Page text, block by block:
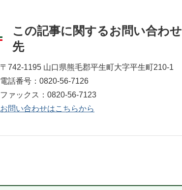
この記事に関するお問い合わせ
先
環境政策室
〒742-1195 山口県熊毛郡平生町大字平生町210-1
電話番号：0820-56-7126
ファックス：0820-56-7123
お問い合わせはこちらから